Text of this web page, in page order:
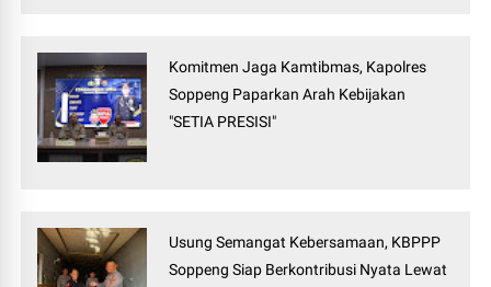
Komitmen Jaga Kamtibmas, Kapolres
Soppeng Paparkan Arah Kebijakan
"SETIA PRESISI"
Usung Semangat Kebersamaan, KBPPP
Soppeng Siap Berkontribusi Nyata Lewat